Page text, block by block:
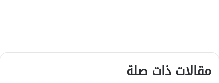
مقالات ذات صلة